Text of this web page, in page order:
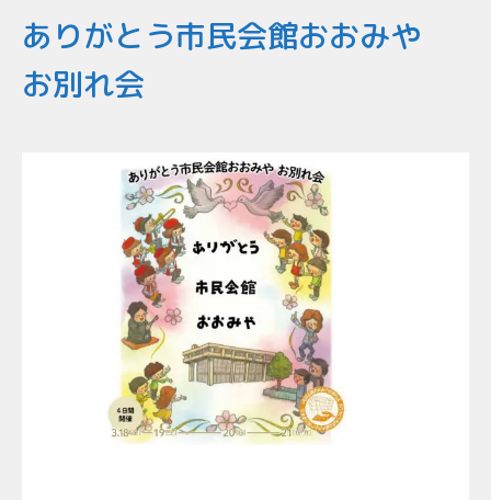
ありがとう市民会館おおみや
お別れ会